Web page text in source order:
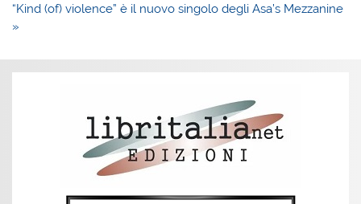
articoli
“Kind (of) violence” è il nuovo singolo degli Asa’s Mezzanine
»